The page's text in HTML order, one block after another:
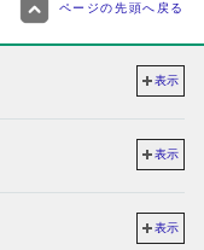
ページの先頭へ戻る
表示
表示
表示